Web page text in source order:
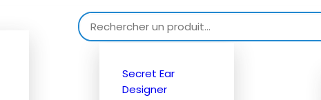
Secret Ear
Designer
Search for: